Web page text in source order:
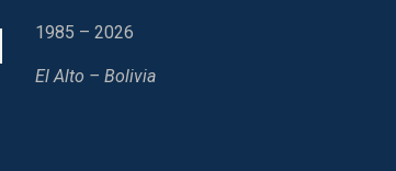
1985 – 2026
El Alto – Bolivia